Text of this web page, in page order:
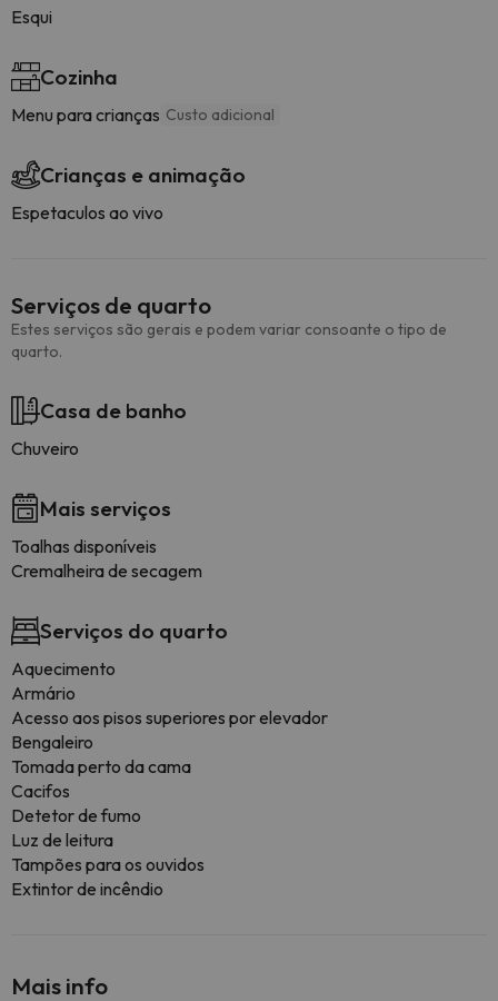
Esqui
Cozinha
Menu para crianças Custo adicional
Crianças e animação
Espetaculos ao vivo
Serviços de quarto
Estes serviços são gerais e podem variar consoante o tipo de
quarto.
Casa de banho
Chuveiro
Mais serviços
Toalhas disponíveis
Cremalheira de secagem
Serviços do quarto
Aquecimento
Armário
Acesso aos pisos superiores por elevador
Bengaleiro
Tomada perto da cama
Cacifos
Detetor de fumo
Luz de leitura
Tampões para os ouvidos
Extintor de incêndio
Mais info